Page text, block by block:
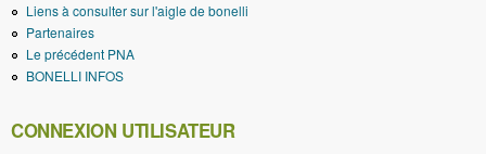
Liens à consulter sur l'aigle de bonelli
Partenaires
Le précédent PNA
BONELLI INFOS
CONNEXION UTILISATEUR